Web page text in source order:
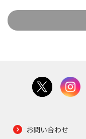
お問い合わせ